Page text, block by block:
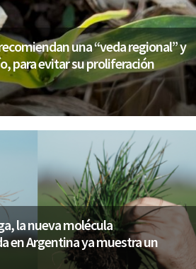
una “veda regional” y
para evitar su proliferación
la nueva molécula
en Argentina ya muestra un